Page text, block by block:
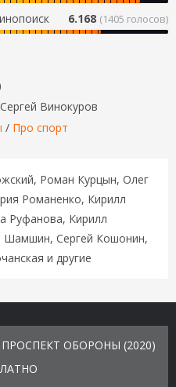
6.168 (1405 голосов)
Винокуров
/ Про спорт
Роман Курцын, Олег
Романенко, Кирилл
Руфанова, Кирилл
Шамшин, Сергей Кошонин,
и другие
ОБОРОНЫ (2020)